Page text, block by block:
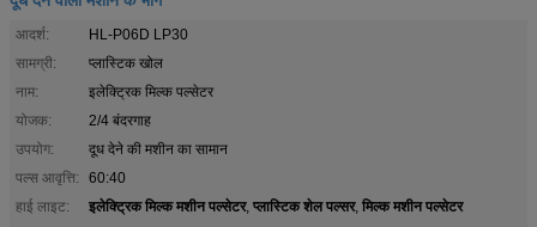
आदर्श:
HL-P06D LP30
सामग्री:
प्लास्टिक खोल
नाम:
इलेक्ट्रिक मिल्क पल्सेटर
योजक:
2/4 बंदरगाह
उपयोग:
दूध देने की मशीन का सामान
पल्स आवृत्ति:
60:40
हाई लाइट:
इलेक्ट्रिक मिल्क मशीन पल्सेटर, प्लास्टिक शेल पल्सर, मिल्क मशीन पल्सेटर